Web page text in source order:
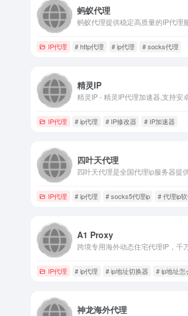
蚂蚁代理
IP代理 # http代理 # ip代理 # socks代理
精灵IP
IP代理 # ip代理 # IP修改器 # IP加速器
四叶天代理
IP代理 # ip代理 # socks5代理ip # 代理ip
A1 Proxy
IP代理 # ip代理 # ip地址切换器 # ip地址怎
神龙海外代理